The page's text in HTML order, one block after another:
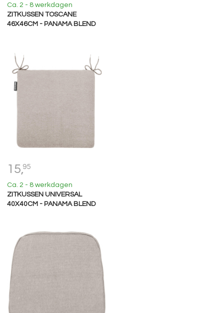
Ca. 2 - 8 werkdagen
ZITKUSSEN TOSCANE
46X46CM - PANAMA BLEND
15,95
Ca. 2 - 8 werkdagen
ZITKUSSEN UNIVERSAL
40X40CM - PANAMA BLEND